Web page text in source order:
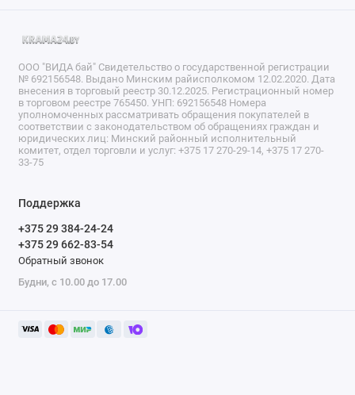
ООО "ВИДА бай" Свидетельство о государственной регистрации
№ 692156548. Выдано Минским райисполкомом 12.02.2020. Дата
внесения в торговый реестр 30.12.2025. Регистрационный номер
в торговом реестре 765450. УНП: 692156548 Номера
уполномоченных рассматривать обращения покупателей в
соответствии с законодательством об обращениях граждан и
юридических лиц: Минский районный исполнительный
комитет, отдел торговли и услуг: +375 17 270-29-14, +375 17 270-
33-75
Поддержка
+375 29 384-24-24
+375 29 662-83-54
Обратный звонок
Будни, с 10.00 до 17.00